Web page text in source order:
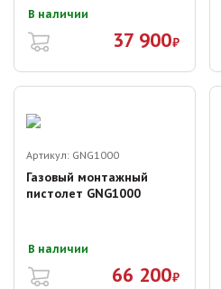
В наличии
37 900₽
Артикул: GNG1000
Газовый монтажный
пистолет GNG1000
В наличии
66 200₽